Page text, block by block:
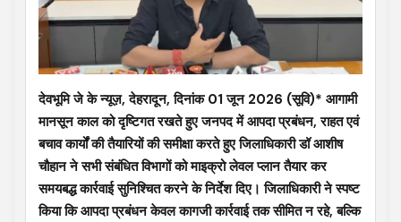
देवभूमि जे के न्यूज़, देहरादून, दिनांक 01 जून 2026 (सूवि)* आगामी
मानसून काल को दृष्टिगत रखते हुए जनपद में आपदा प्रबंधन, राहत एवं
बचाव कार्यों की तैयारियों की समीक्षा करते हुए जिलाधिकारी डॉ आशीष
चौहान ने सभी संबंधित विभागों को माइक्रो लेवल प्लान तैयार कर
समयबद्ध कार्रवाई सुनिश्चित करने के निर्देश दिए। जिलाधिकारी ने स्पष्ट
किया कि आपदा प्रबंधन केवल कागजी कार्रवाई तक सीमित न रहे, बल्कि